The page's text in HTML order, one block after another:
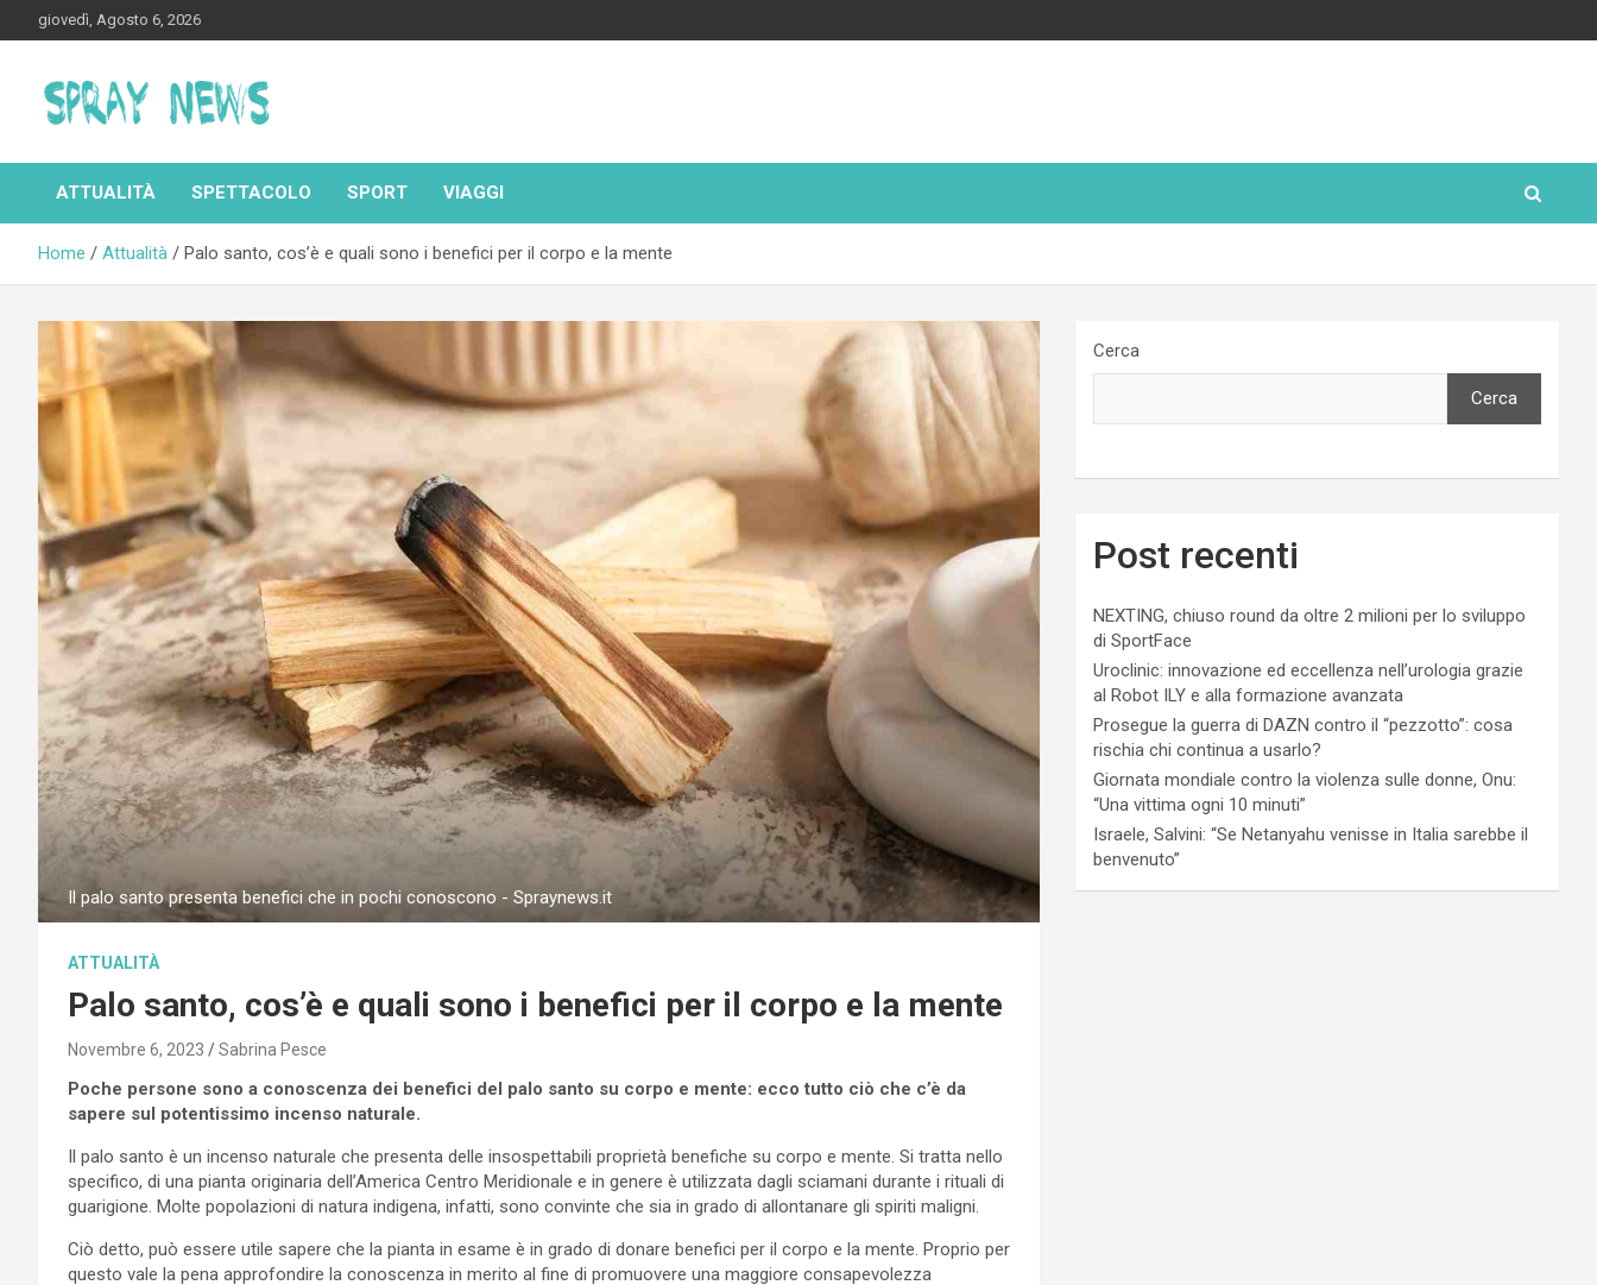
to
giovedì, Agosto 6, 2026
Spraynews.it
ATTUALITÀ SPETTACOLO SPORT VIAGGI
Home Attualità Palo santo, cos’è e quali sono i benefici per il corpo e la mente
Il palo santo presenta benefici che in pochi conoscono - Spraynews.it
ATTUALITÀ
Palo santo, cos’è e quali sono i benefici per il corpo e la mente
Novembre 6, 2023 Sabrina Pesce
Poche persone sono a conoscenza dei benefici del palo santo su corpo e mente: ecco tutto ciò che c’è da
sapere sul potentissimo incenso naturale.
Il palo santo è un incenso naturale che presenta delle insospettabili proprietà benefiche su corpo e mente. Si tratta nello
specifico, di una pianta originaria dell’America Centro Meridionale e in genere è utilizzata dagli sciamani durante i rituali di
guarigione. Molte popolazioni di natura indigena, infatti, sono convinte che sia in grado di allontanare gli spiriti maligni.
Ciò detto, può essere utile sapere che la pianta in esame è in grado di donare benefici per il corpo e la mente. Proprio per
questo vale la pena approfondire la conoscenza in merito al fine di promuovere una maggiore consapevolezza
Cerca
Cerca
Post recenti
NEXTING, chiuso round da oltre 2 milioni per lo sviluppo
di SportFace
Uroclinic: innovazione ed eccellenza nell’urologia grazie
al Robot ILY e alla formazione avanzata
Prosegue la guerra di DAZN contro il “pezzotto”: cosa
rischia chi continua a usarlo?
Giornata mondiale contro la violenza sulle donne, Onu:
“Una vittima ogni 10 minuti”
Israele, Salvini: “Se Netanyahu venisse in Italia sarebbe il
benvenuto”